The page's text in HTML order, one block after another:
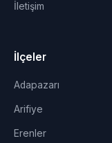
İletişim
İlçeler
Adapazarı
Arifiye
Erenler